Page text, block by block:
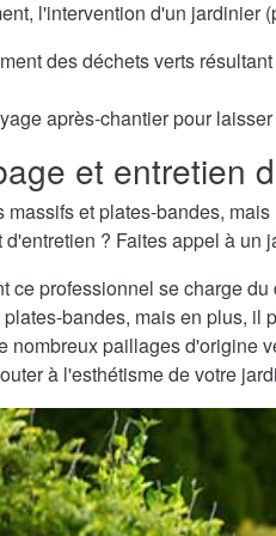
l'intervention d'un jardinier
des déchets verts
après-chantier pour
et entretien
massifs et plates-bandes,
? Faites appel à un
ce professionnel se charge
bandes, mais en plus, il
nombreux paillages d'origine
à l'esthétisme de votre